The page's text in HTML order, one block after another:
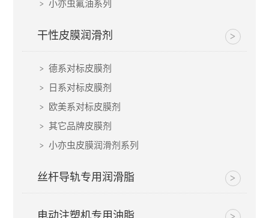
小亦虫氟油系列
干性皮膜润滑剂
德系对标皮膜剂
日系对标皮膜剂
欧美系对标皮膜剂
其它品牌皮膜剂
小亦虫皮膜润滑剂系列
丝杆导轨专用润滑脂